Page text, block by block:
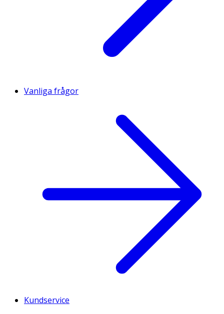
Vanliga frågor
Kundservice